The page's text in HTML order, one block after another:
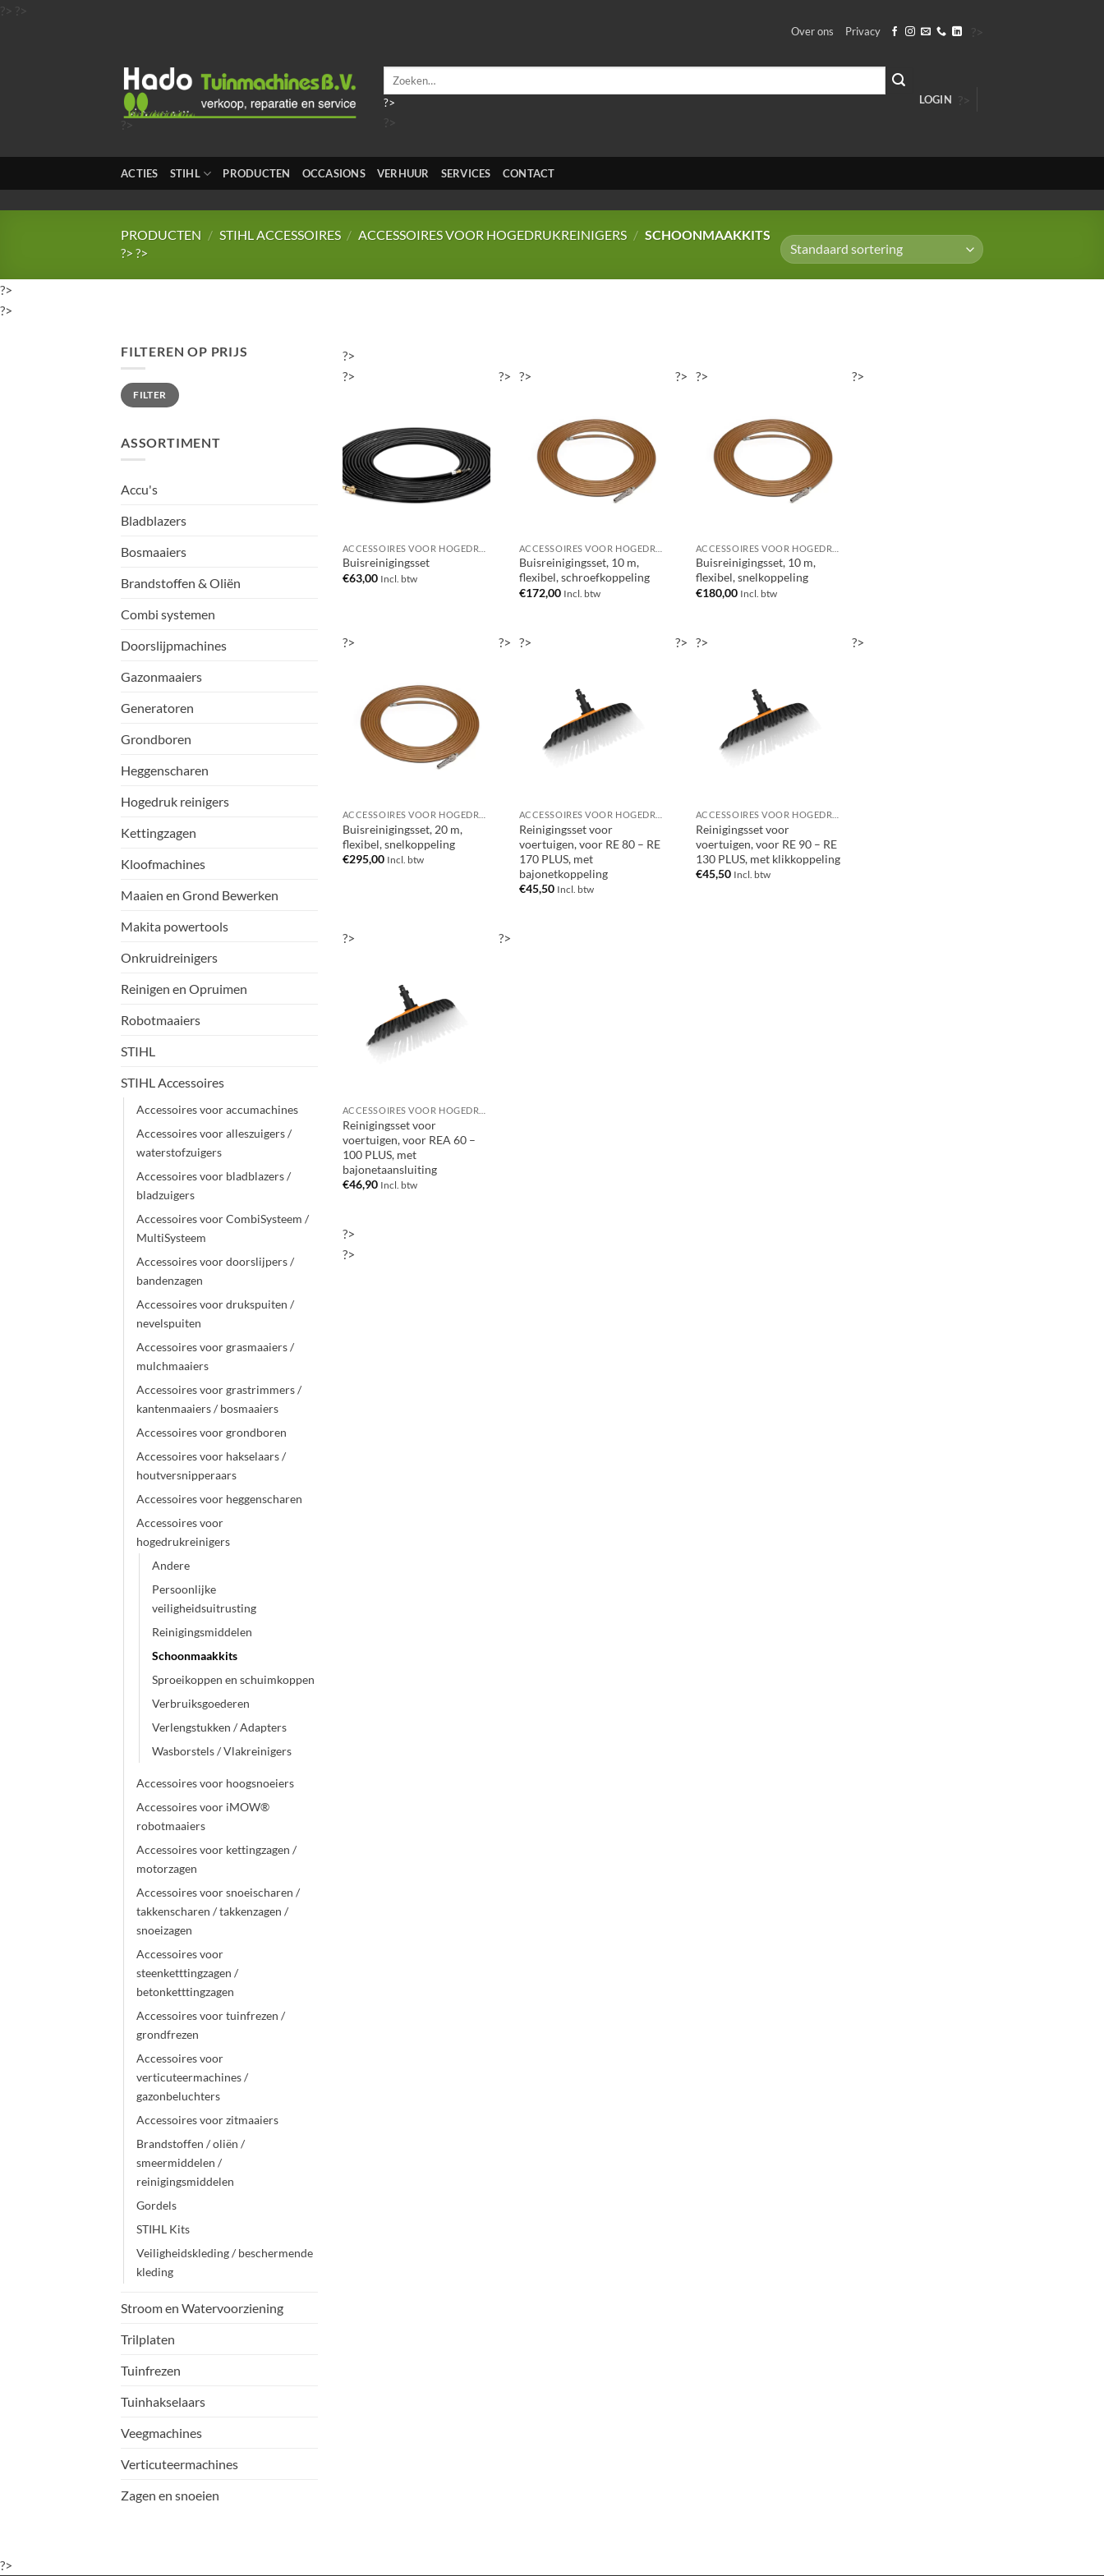
?> ?>
Over ons Privacy
?>
?>
Zoeken
?>
?>
LOGIN ?>
ACTIES STIHL PRODUCTEN OCCASIONS VERHUUR SERVICES CONTACT
PRODUCTEN / STIHL ACCESSOIRES / ACCESSOIRES VOOR HOGEDRUKREINIGERS / SCHOONMAAKKITS
?> ?>
?>
?>
FILTEREN OP PRIJS
Min.
prijs
Max.
prijsFILTER
ASSORTIMENT
Accu's
Bladblazers
Bosmaaiers
Brandstoffen & Oliën
Combi systemen
Doorslijpmachines
Gazonmaaiers
Generatoren
Grondboren
Heggenscharen
Hogedruk reinigers
Kettingzagen
Kloofmachines
Maaien en Grond Bewerken
Makita powertools
Onkruidreinigers
Reinigen en Opruimen
Robotmaaiers
STIHL
STIHL Accessoires
Accessoires voor accumachines
Accessoires voor alleszuigers /
waterstofzuigers
Accessoires voor bladblazers /
bladzuigers
Accessoires voor CombiSysteem /
MultiSysteem
Accessoires voor doorslijpers /
bandenzagen
Accessoires voor drukspuiten /
nevelspuiten
Accessoires voor grasmaaiers /
mulchmaaiers
Accessoires voor grastrimmers /
kantenmaaiers / bosmaaiers
Accessoires voor grondboren
Accessoires voor hakselaars /
houtversnipperaars
Accessoires voor heggenscharen
Accessoires voor
hogedrukreinigers
Andere
Persoonlijke
veiligheidsuitrusting
Reinigingsmiddelen
Schoonmaakkits
Sproeikoppen en schuimkoppen
Verbruiksgoederen
Verlengstukken / Adapters
Wasborstels / Vlakreinigers
Accessoires voor hoogsnoeiers
Accessoires voor iMOW®
robotmaaiers
Accessoires voor kettingzagen /
motorzagen
Accessoires voor snoeischaren /
takkenscharen / takkenzagen /
snoeizagen
Accessoires voor
steenketttingzagen /
betonketttingzagen
Accessoires voor tuinfrezen /
grondfrezen
Accessoires voor
verticuteermachines /
gazonbeluchters
Accessoires voor zitmaaiers
Brandstoffen / oliën /
smeermiddelen /
reinigingsmiddelen
Gordels
STIHL Kits
Veiligheidskleding / beschermende
kleding
Stroom en Watervoorziening
Trilplaten
Tuinfrezen
Tuinhakselaars
Veegmachines
Verticuteermachines
Zagen en snoeien
?>
?>
Buisreinigingsset
€63,00 Incl. btw
?> ?>
Buisreinigingsset, 10 m,
flexibel, schroefkoppeling
€172,00 Incl. btw
?> ?>
Buisreinigingsset, 10 m,
flexibel, snelkoppeling
€180,00 Incl. btw
?>
?>
Buisreinigingsset, 20 m,
flexibel, snelkoppeling
€295,00 Incl. btw
?> ?>
Reinigingsset voor
voertuigen, voor RE 80 – RE
170 PLUS, met
bajonetkoppeling
€45,50 Incl. btw
?> ?>
Reinigingsset voor
voertuigen, voor RE 90 – RE
130 PLUS, met klikkoppeling
€45,50 Incl. btw
?>
?>
Reinigingsset voor
voertuigen, voor REA 60 –
100 PLUS, met
bajonetaansluiting
€46,90 Incl. btw
?>
?>
?>
?>